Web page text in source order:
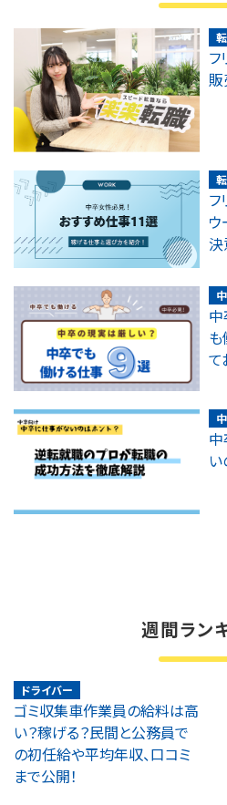
フ
フ
ウ
決
て
週間ラン
ドライバー
ゴミ収集車作業員の給料は高
い？稼げる？民間と公務員で
の初任給や平均年収、口コミ
まで公開！